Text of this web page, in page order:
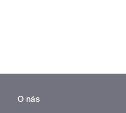
O nás